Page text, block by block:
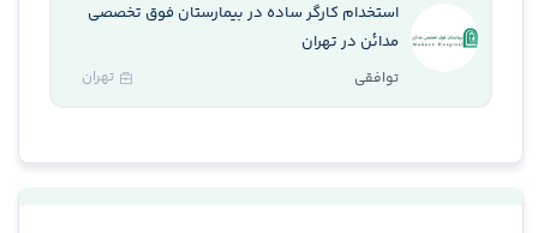
استخدام کارگر ساده در بیمارستان فوق تخصصی
مدائن در تهران
توافقی تهران